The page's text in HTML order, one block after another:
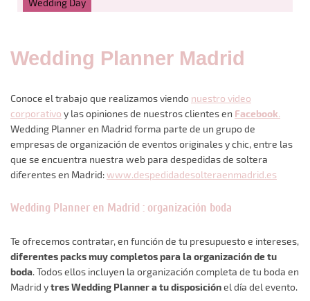
Wedding Day
Wedding Planner Madrid
Conoce el trabajo que realizamos viendo nuestro video
corporativo y las opiniones de nuestros clientes en Facebook.
Wedding Planner en Madrid forma parte de un grupo de
empresas de organización de eventos originales y chic, entre las
que se encuentra nuestra web para despedidas de soltera
diferentes en Madrid:www.despedidadesolteraenmadrid.es
Wedding Planner en Madrid : organización boda
Te ofrecemos contratar, en función de tu presupuesto e intereses,
diferentes packs muy completos para la organización de tu
boda. Todos ellos incluyen la organización completa de tu boda en
Madrid ytres Wedding Planner a tu disposiciónel día del evento.